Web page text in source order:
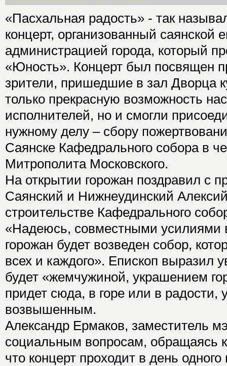
«Пасхальная радость» - так
концерт, организованный саянской
администрацией города, который
«Юность». Концерт был посвящен
зрители, пришедшие в зал Дворца
только прекрасную возможность
исполнителей, но и смогли
нужному делу – сбору
Саянске Кафедрального собора в
Митрополита Московского.
На открытии горожан поздравил с
Саянский и Нижнеудинский
строительстве Кафедрального
«Надеюсь, совместными усилиями
горожан будет возведен собор,
всех и каждого». Епископ выразил
будет «жемчужиной, украшением
придет сюда, в горе или в радости,
возвышенным.
Александр Ермаков, заместитель
социальным вопросам, обращаясь
что концерт проходит в день